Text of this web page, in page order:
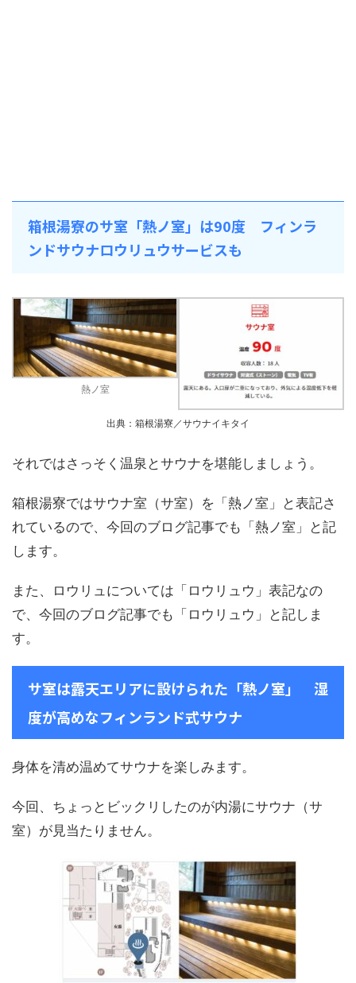
箱根湯寮のサ室「熱ノ室」は90度 フィンラ
ンドサウナロウリュウサービスも
熱ノ室
出典：箱根湯寮／サウナイキタイ
それではさっそく温泉とサウナを堪能しましょう。
箱根湯寮ではサウナ室（サ室）を「熱ノ室」と表記さ
れているので、今回のブログ記事でも「熱ノ室」と記
します。
また、ロウリュについては「ロウリュウ」表記なの
で、今回のブログ記事でも「ロウリュウ」と記しま
す。
サ室は露天エリアに設けられた「熱ノ室」 湿
度が高めなフィンランド式サウナ
身体を清め温めてサウナを楽しみます。
今回、ちょっとビックリしたのが内湯にサウナ（サ
室）が見当たりません。